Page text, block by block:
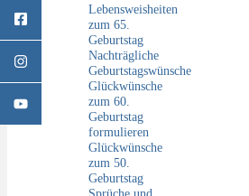
Lebensweisheiten
zum 65.
Geburtstag
Nachträgliche
Geburtstagswünsche
Glückwünsche
zum 60.
Geburtstag
formulieren
Glückwünsche
zum 50.
Geburtstag
Sprüche und